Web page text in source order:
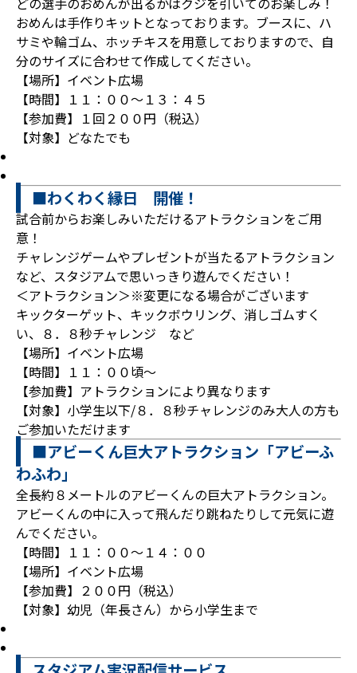
おめんは手作りキットとなっております。ブースに、ハ
サミや輪ゴム、ホッチキスを用意しておりますので、自
分のサイズに合わせて作成してください。
【場所】イベント広場
【時間】１１：００～１３：４５
【参加費】１回２００円（税込）
【対象】どなたでも
■わくわく縁日 開催！
試合前からお楽しみいただけるアトラクションをご用
意！
チャレンジゲームやプレゼントが当たるアトラクション
など、スタジアムで思いっきり遊んでください！
＜アトラクション＞※変更になる場合がございます
キックターゲット、キックボウリング、消しゴムすく
い、８．８秒チャレンジ など
【場所】イベント広場
【時間】１１：００頃～
【参加費】アトラクションにより異なります
【対象】小学生以下/８．８秒チャレンジのみ大人の方も
ご参加いただけます
■アビーくん巨大アトラクション「アビーふ
わふわ」
全長約８メートルのアビーくんの巨大アトラクション。
アビーくんの中に入って飛んだり跳ねたりして元気に遊
んでください。
【時間】１１：００～１４：００
【場所】イベント広場
【参加費】２００円（税込）
【対象】幼児（年長さん）から小学生まで